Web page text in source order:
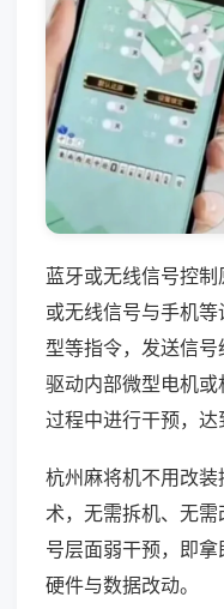
蓝牙或无线信号控
或无线信号与手机
型等指令，发送信
驱动内部微型电机
过程中进行干预，达
杭州麻将机不用改
术，无需拆机、无
号层面弱干预，即
硬件与数据改动。